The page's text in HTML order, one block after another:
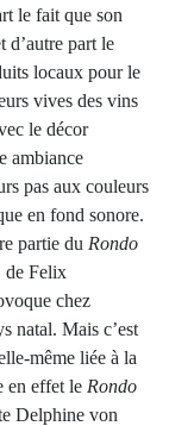
le fait que son
d’autre part le
locaux pour le
vives des vins
le décor
ambiance
pas aux couleurs
en fond sonore.
partie du Rondo
de Felix
chez
natal. Mais c’est
même liée à la
en effet le Rondo
Delphine von